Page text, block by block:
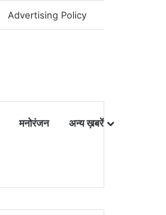
Advertising Policy
मनोरंजन अन्य ख़बरें